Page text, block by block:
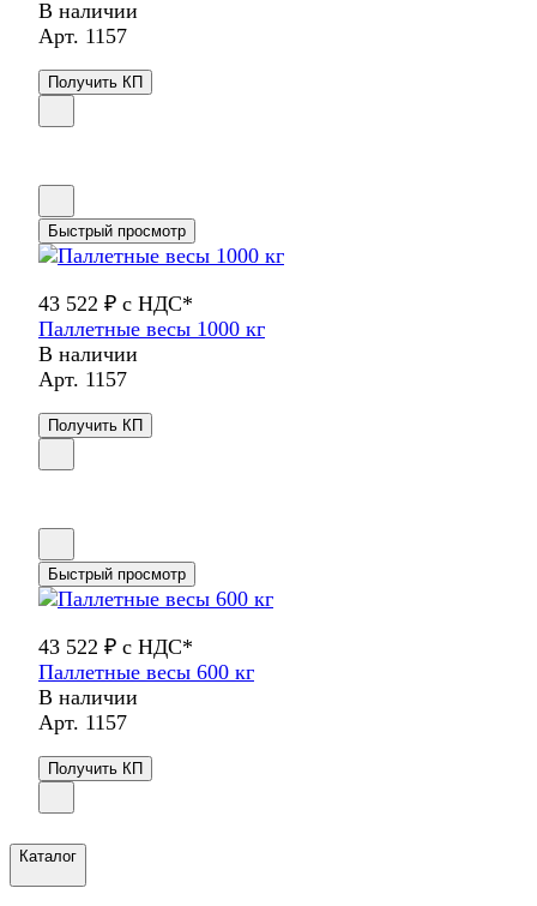
В наличии
Арт. 1157
Получить КП
Быстрый просмотр
43 522 ₽ с НДС*
Паллетные весы 1000 кг
В наличии
Арт. 1157
Получить КП
Быстрый просмотр
43 522 ₽ с НДС*
Паллетные весы 600 кг
В наличии
Арт. 1157
Получить КП
Каталог